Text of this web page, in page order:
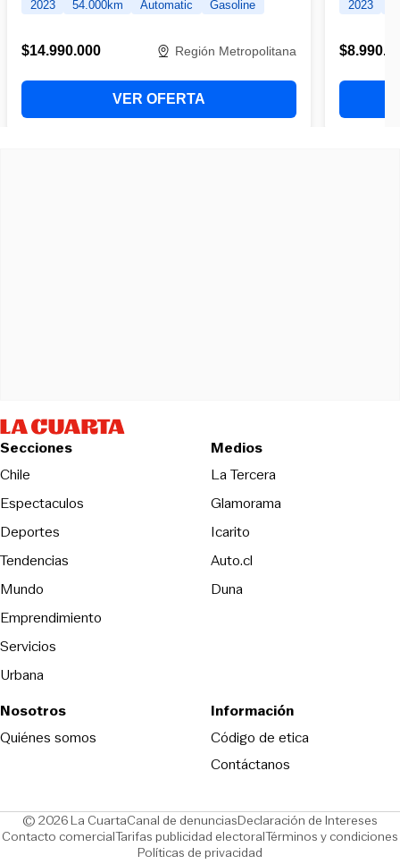
Secciones
Chile
Espectaculos
Deportes
Tendencias
Mundo
Emprendimiento
Servicios
Urbana
Medios
La TerceraOpens in new
Glamorama
Icarito
Auto.cl
DunaOpens in new window
Nosotros
Quiénes somos
Información
Código de eticaOpens in new
Contáctanos
© 2026 La CuartaCanal de denunciasOpens in new window
Declaración de Intereses
Contacto comercialOpens in new window
Tarifas publicidad electoralOpens in new window
Términos y condiciones
Políticas de privacidad